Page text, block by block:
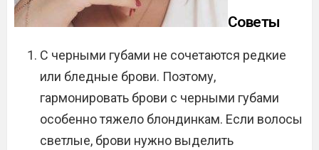
Советы
С черными губами не сочетаются редкие
или бледные брови. Поэтому,
гармонировать брови с черными губами
особенно тяжело блондинкам. Если волосы
светлые, брови нужно выделить